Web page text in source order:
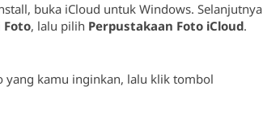
buka iCloud untuk Windows. Selanjutnya
Foto, lalu pilih Perpustakaan Foto iCloud.
kamu inginkan, lalu klik tombol